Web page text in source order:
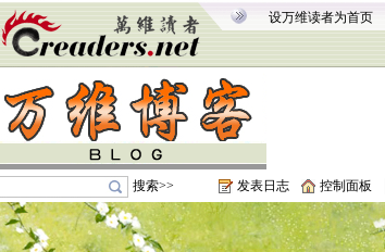
设万维读者为首页
搜索>> 发表日志 控制面板